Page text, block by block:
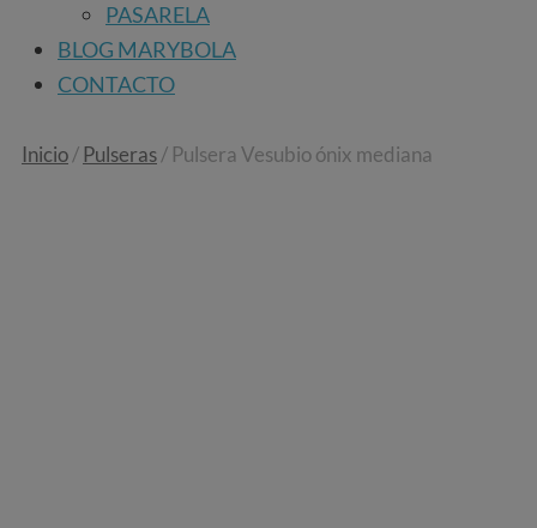
PASARELA
BLOG MARYBOLA
CONTACTO
Inicio/ Pulseras/ Pulsera Vesubio ónix mediana